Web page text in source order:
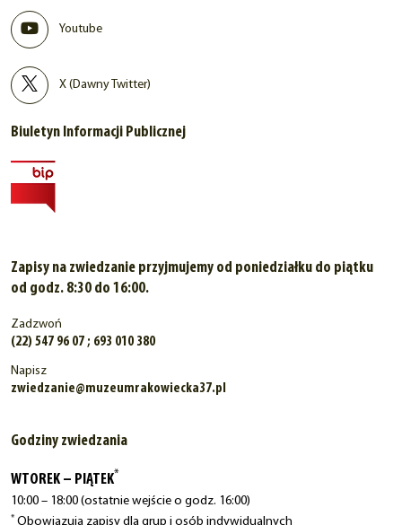
Youtube
X (Dawny Twitter)
Biuletyn Informacji Publicznej
Zapisy na zwiedzanie przyjmujemy od poniedziałku do piątku
od godz. 8:30 do 16:00.
Zadzwoń
(22) 547 96 07 ; 693 010 380
Napisz
zwiedzanie@muzeumrakowiecka37.pl
Godziny zwiedzania
WTOREK – PIĄTEK*
10:00 – 18:00 (ostatnie wejście o godz. 16:00)
* Obowiązują zapisy dla grup i osób indywidualnych